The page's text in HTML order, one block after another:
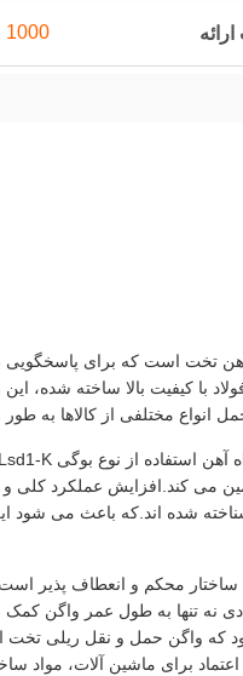
1000 واحد در سال
تخت است که برای پاسخگویی
با کیفیت بالا ساخته شده،
انواع مختلفی از کالاها به
شده اند.که باعث می شود
ساختار محکم و انعطاف پذیر
نه تنها به طول عمر واگن کمک
واگن حمل و نقل ریلی تخت
برای ماشین آلات، مواد